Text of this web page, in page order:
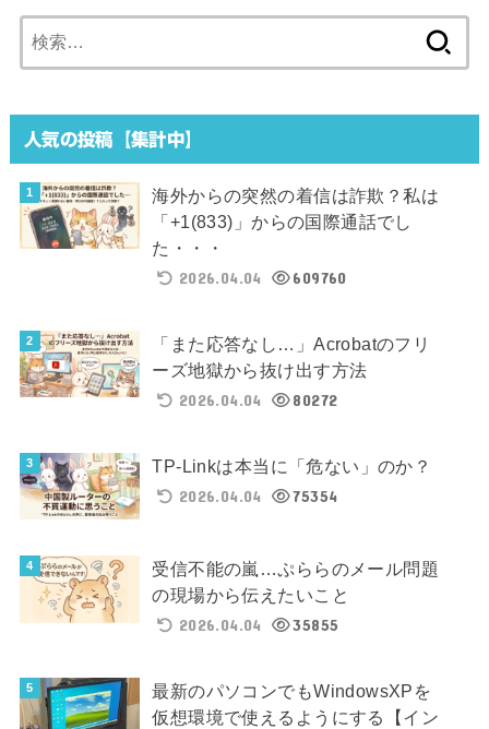
索:
人気の投稿【集計中】
海外からの突然の着信は詐欺？私は
「+1(833)」からの国際通話でし
た・・・
2026.04.04
609760
「また応答なし…」Acrobatのフリ
ーズ地獄から抜け出す方法
2026.04.04
80272
TP-Linkは本当に「危ない」のか？
2026.04.04
75354
受信不能の嵐…ぷららのメール問題
の現場から伝えたいこと
2026.04.04
35855
最新のパソコンでもWindowsXPを
仮想環境で使えるようにする【イン